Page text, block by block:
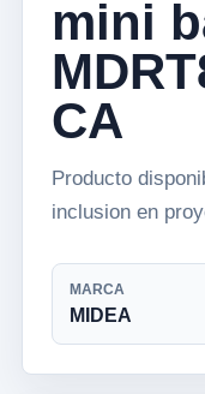
mini
CA
Producto
inclusion en
MARCA
MIDEA